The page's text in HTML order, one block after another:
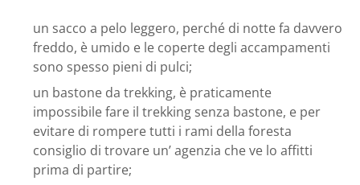
un sacco a pelo leggero, perché di notte fa davvero
freddo, è umido e le coperte degli accampamenti
sono spesso pieni di pulci;
un bastone da trekking, è praticamente
impossibile fare il trekking senza bastone, e per
evitare di rompere tutti i rami della foresta
consiglio di trovare un’ agenzia che ve lo affitti
prima di partire;